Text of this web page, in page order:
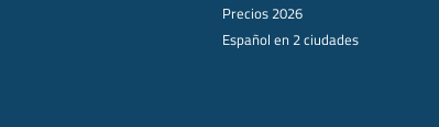
Precios 2026
Español en 2 ciudades